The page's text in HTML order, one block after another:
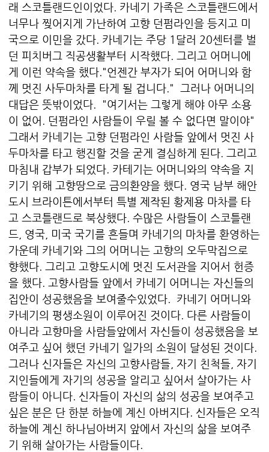
래 스코틀랜드인이었다. 카네기 가족은 스코틀랜드에서
너무나 찢어지게 가난하여 고향 던펌라인을 등지고 미
국으로 이민을 갔다. 카네기는 주당 1달러 20센터를 벌
던 피치버그 직공생활부터 시작했다. 그리고 어머니에
게 이런 약속을 했다."언젠간 부자가 되어 어머니와 함
께 멋진 사두마차를 타게 될 겁니다." 그러나 어머니의
대답은 뜻밖이었다. "여기서는 그렇게 해야 아무 소용
이 없어. 던펌라인 사람들이 우릴 볼 수 없다면 말이야"
그래서 카네기는 고향 던펌라인 사람들 앞에서 멋진 사
두마차를 타고 행진할 것을 굳게 결심하게 된다. 그리고
마침내 갑부가 되었다. 카테기는 어머니와의 약속을 지
키기 위해 고향땅으로 금의환양을 했다. 영국 남부 해안
도시 브라이튼에서부터 특별 제작된 황제용 마차를 타
고 스코틀랜드로 북상했다. 수많은 사람들이 스코틀랜
드, 영국, 미국 국기를 흔들며 카네기의 마차를 환영하는
가운데 카네기와 그의 어머니는 고향의 오두막집으로
향했다. 그리고 고향도시에 멋진 도서관을 지어서 헌증
을 했다. 고향사람들 앞에서 카네기 어머니는 자신들의
집안이 성공했음을 보여줄수있었다. 카네기 어머니와
카네기의 평생소원이 이루어진 것이다. 다른 사람들이
아니라 고향마을 사람들앞에서 자신들이 성공했음을 보
여주고 싶어 했던 카네기 일가의 소원이 달성된 것이다.
그러나 신자들은 자신의 고향사람들, 자기 친척들, 자기
지인들에게 자기의 성공을 알리고 싶어서 살아가는 사
람들이 아니다. 신자들이 자신의 삶의 성공을 보여주고
싶은 분은 단 한분 하늘에 계신 아버지다. 신자들은 오직
하늘에 계신 하나님아버지 앞에서 자신의 삶을 보여주
기 위해 살아가는 사람들이다.